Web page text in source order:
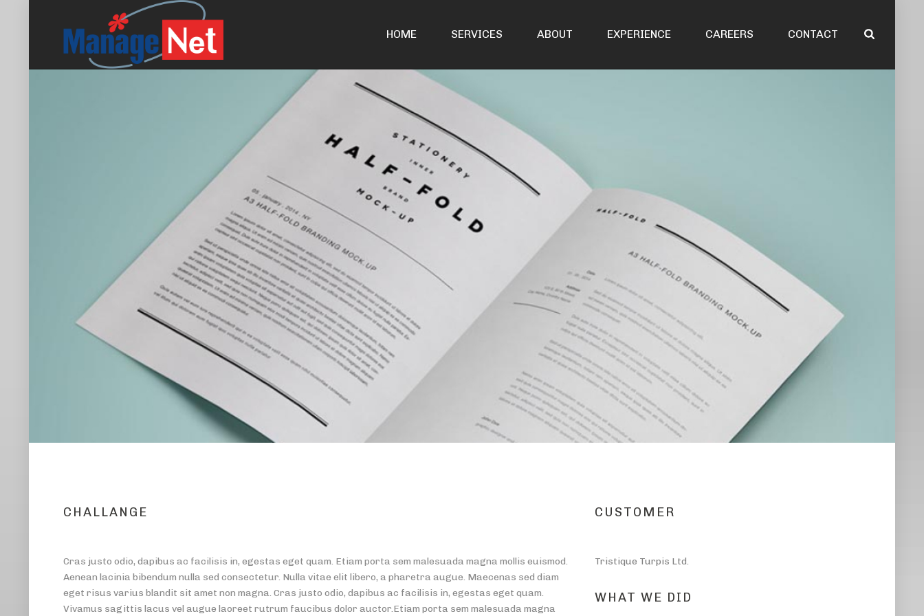
HOME SERVICES ABOUT EXPERIENCE CAREERS CONTACT
CHALLANGE
Cras justo odio, dapibus ac facilisis in, egestas eget quam. Etiam porta sem malesuada magna mollis euismod.
Aenean lacinia bibendum nulla sed consectetur. Nulla vitae elit libero, a pharetra augue. Maecenas sed diam
eget risus varius blandit sit amet non magna. Cras justo odio, dapibus ac facilisis in, egestas eget quam.
Vivamus sagittis lacus vel augue laoreet rutrum faucibus dolor auctor.Etiam porta sem malesuada magna
CUSTOMER
Tristique Turpis Ltd.
WHAT WE DID